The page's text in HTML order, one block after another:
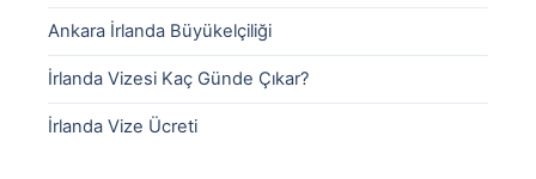
Ankara İrlanda Büyükelçiliği
İrlanda Vizesi Kaç Günde Çıkar?
İrlanda Vize Ücreti